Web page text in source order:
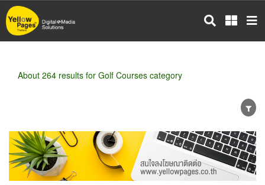
Skip
to
main
About 264 results for Golf Courses category
Wholesale Retail Manufacturer
Dealer
Exporter/Importer
Service Business